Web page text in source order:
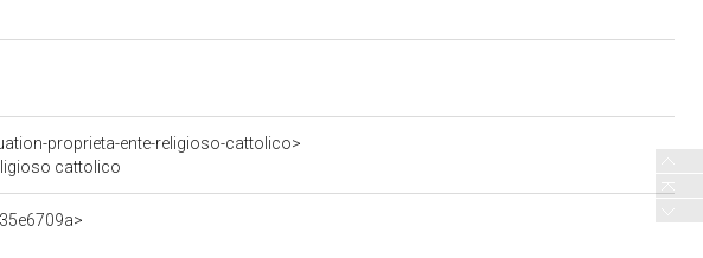
proprieta-ente-religioso-cattolico>
cattolico